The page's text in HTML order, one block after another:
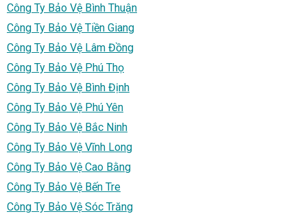
Công Ty Bảo Vệ Bình Thuận
Công Ty Bảo Vệ Tiền Giang
Công Ty Bảo Vệ Lâm Đồng
Công Ty Bảo Vệ Phú Thọ
Công Ty Bảo Vệ Bình Định
Công Ty Bảo Vệ Phú Yên
Công Ty Bảo Vệ Bắc Ninh
Công Ty Bảo Vệ Vĩnh Long
Công Ty Bảo Vệ Cao Bằng
Công Ty Bảo Vệ Bến Tre
Công Ty Bảo Vệ Sóc Trăng